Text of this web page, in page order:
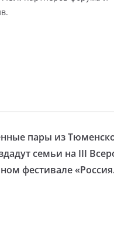
пары из
семьи на III
фестивале